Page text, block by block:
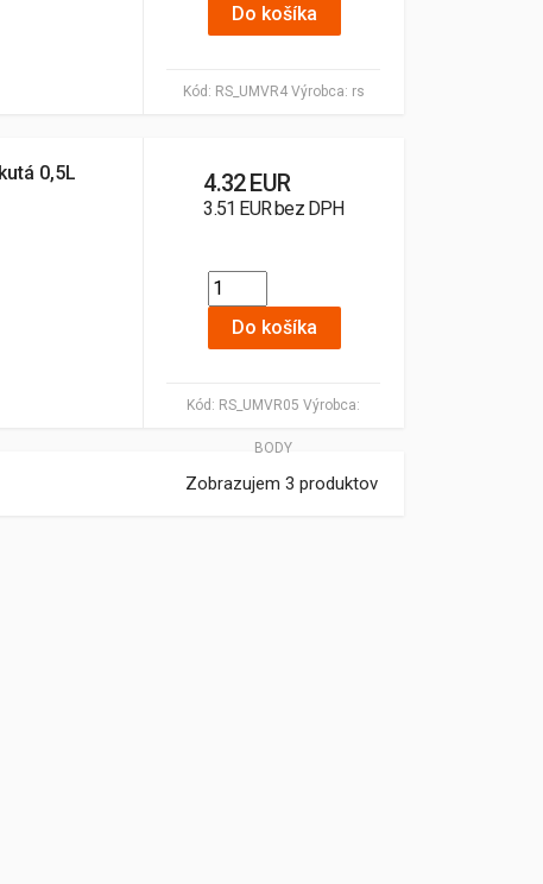
Kód: RS_UMVR4 Výrobca: rs
Do košíka
Kód: RS_UMVR05 Výrobca:
BODY
0,5L 4.32 EUR
3.51 EUR bez DPH
Do košíka
Zobrazujem 3 produktov